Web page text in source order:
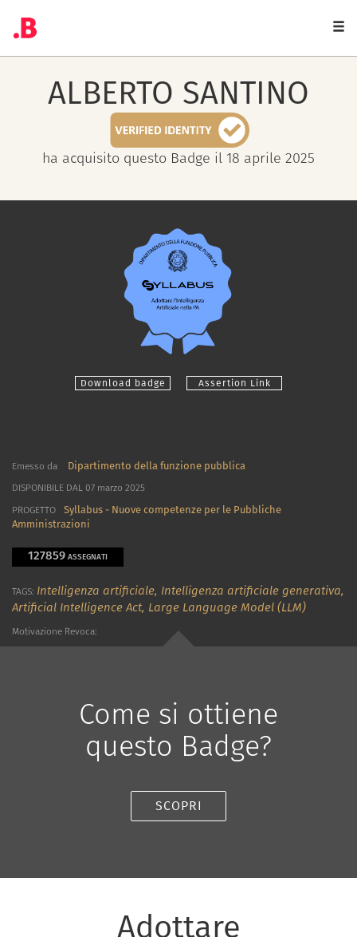
ALBERTO SANTINO
ha acquisito questo Badge il 18 aprile 2025
Download badge Assertion Link
Emesso da Dipartimento della funzione pubblica
DISPONIBILE DAL 07 marzo 2025
PROGETTO
Syllabus - Nuove competenze per le Pubbliche
Amministrazioni
127859 ASSEGNATI
TAGS: Intelligenza artificiale, Intelligenza artificiale generativa,
Artificial Intelligence Act, Large Language Model (LLM)
Motivazione Revoca:
Come si ottiene
questo Badge?
SCOPRI
Adottare